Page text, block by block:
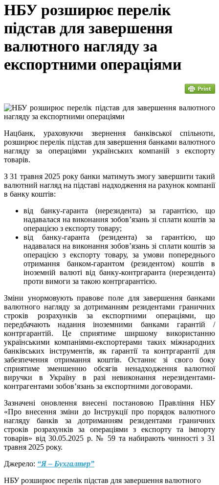
НБУ розширює перелік
підстав для завершення
валютного нагляду за
експортними операціями
Нацбанк, ураховуючи звернення банківської спільноти,
розширює перелік підстав для завершення банками валютного
нагляду за операціями українських компаній з експорту
товарів.
З 31 травня 2025 року банки матимуть змогу завершити такий
валютний нагляд на підставі надходження на рахунок компанії
в банку коштів:
від банку-гаранта (нерезидента) за гарантією, що
надавалася на виконання зобов’язань зі сплати коштів за
операцією з експорту товару;
від банку-гаранта (резидента) за гарантією, що
надавалася на виконання зобов’язань зі сплати коштів за
операцією з експорту товару, за умови попереднього
отримання банком-гарантом (резидентом) коштів в
іноземній валюті від банку-контргаранта (нерезидента)
проти вимоги за такою контргарантією.
Зміни унормовують правове поле для завершення банками
валютного нагляду за дотриманням резидентами граничних
строків розрахунків за експортними операціями, що
передбачають надання іноземними банками гарантій /
контргарантій. Це сприятиме ширшому використанню
українськими компаніями-експортерами таких міжнародних
банківських інструментів, як гарантії та контргарантії для
забезпечення отримання коштів. Останнє зі свого боку
сприятиме зменшенню обсягів ненадходження валютної
виручки в Україну в разі невиконання нерезидентами-
контрагентами зобов’язань за експортними договорами.
Зазначені оновлення внесені постановою Правління НБУ
«Про внесення зміни до Інструкції про порядок валютного
нагляду банків за дотриманням резидентами граничних
строків розрахунків за операціями з експорту та імпорту
товарів» від 30.05.2025 р. № 59 та набирають чинності з 31
травня 2025 року.
Джерело: “Я – Бухгалтер”
НБУ розширює перелік підстав для завершення валютного